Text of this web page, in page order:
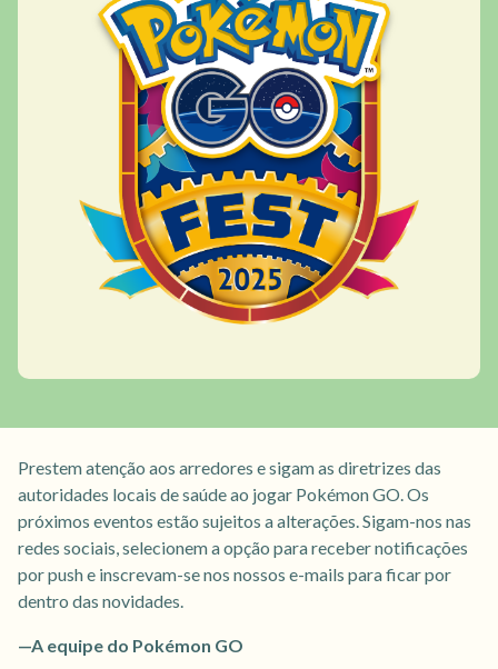
Prestem atenção aos arredores e sigam as diretrizes das
autoridades locais de saúde ao jogar Pokémon GO. Os
próximos eventos estão sujeitos a alterações. Sigam-nos nas
redes sociais, selecionem a opção para receber notificações
por push e inscrevam-se nos nossos e-mails para ficar por
dentro das novidades.
—A equipe do Pokémon GO